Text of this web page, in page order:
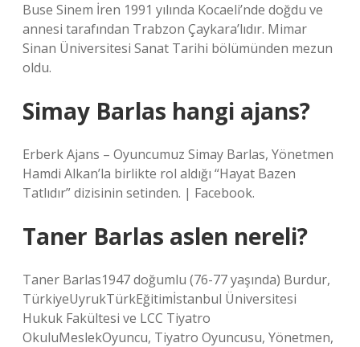
Buse Sinem İren 1991 yılında Kocaeli’nde doğdu ve
annesi tarafından Trabzon Çaykara’lıdır. Mimar
Sinan Üniversitesi Sanat Tarihi bölümünden mezun
oldu.
Simay Barlas hangi ajans?
Erberk Ajans – Oyuncumuz Simay Barlas, Yönetmen
Hamdi Alkan’la birlikte rol aldığı “Hayat Bazen
Tatlıdır” dizisinin setinden. | Facebook.
Taner Barlas aslen nereli?
Taner Barlas1947 doğumlu (76-77 yaşında) Burdur,
TürkiyeUyrukTürkEğitimİstanbul Üniversitesi
Hukuk Fakültesi ve LCC Tiyatro
OkuluMeslekOyuncu, Tiyatro Oyuncusu, Yönetmen,